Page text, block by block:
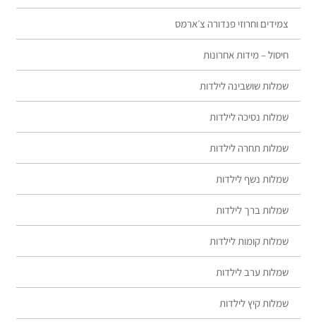
צמידים וחרוזי פנדורה צ׳ארמס
חיסול – מידות אחרונות
שמלות שושבינה לילדות
שמלות נסיכה לילדות
שמלות תחרה לילדות
שמלות נשף לילדות
שמלות ברך לילדות
שמלות קומות לילדות
שמלות ערב לילדות
שמלות קיץ לילדות